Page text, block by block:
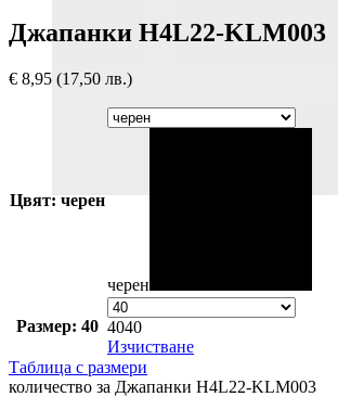
Джапанки H4L22-KLM003
€ 8,95 (17,50 лв.)
Цвят: черен
черен
Размер: 40 4040
Изчистване
Таблица с размери
количество за Джапанки H4L22-KLM003